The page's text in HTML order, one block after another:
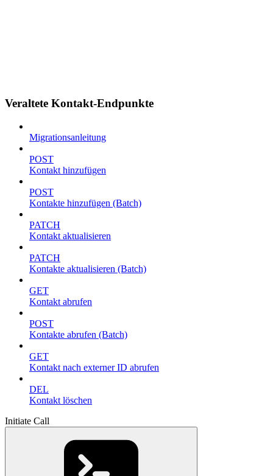
Veraltete Kontakt-Endpunkte
Migrationsanleitung
POST
Kontakt hinzufügen
POST
Kontakte hinzufügen (Batch)
PATCH
Kontakt aktualisieren
PATCH
Kontakte aktualisieren (Batch)
GET
Kontakt abrufen
POST
Kontakte abrufen (Batch)
GET
Kontakt nach externer ID abrufen
DEL
Kontakt löschen
Initiate Call